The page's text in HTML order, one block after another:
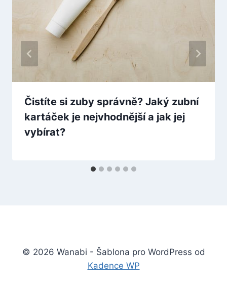
Čistíte si zuby správně? Jaký zubní
kartáček je nejvhodnější a jak jej
vybírat?
© 2026 Wanabi - Šablona pro WordPress od
Kadence WP